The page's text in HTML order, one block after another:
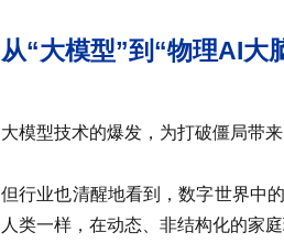
从“大模型”到“物理AI大
大模型技术的爆发，为打破僵局带
但行业也清醒地看到，数字世界中
人类一样，在动态、非结构化的家